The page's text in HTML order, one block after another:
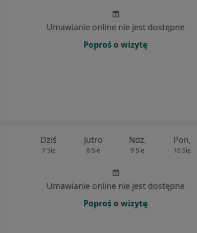
Umawianie online nie jest dostępne
Poproś o wizytę
Dziś
7 Sie
Jutro
8 Sie
Ndz,
9 Sie
Pon,
10 Sie
Umawianie online nie jest dostępne
Poproś o wizytę